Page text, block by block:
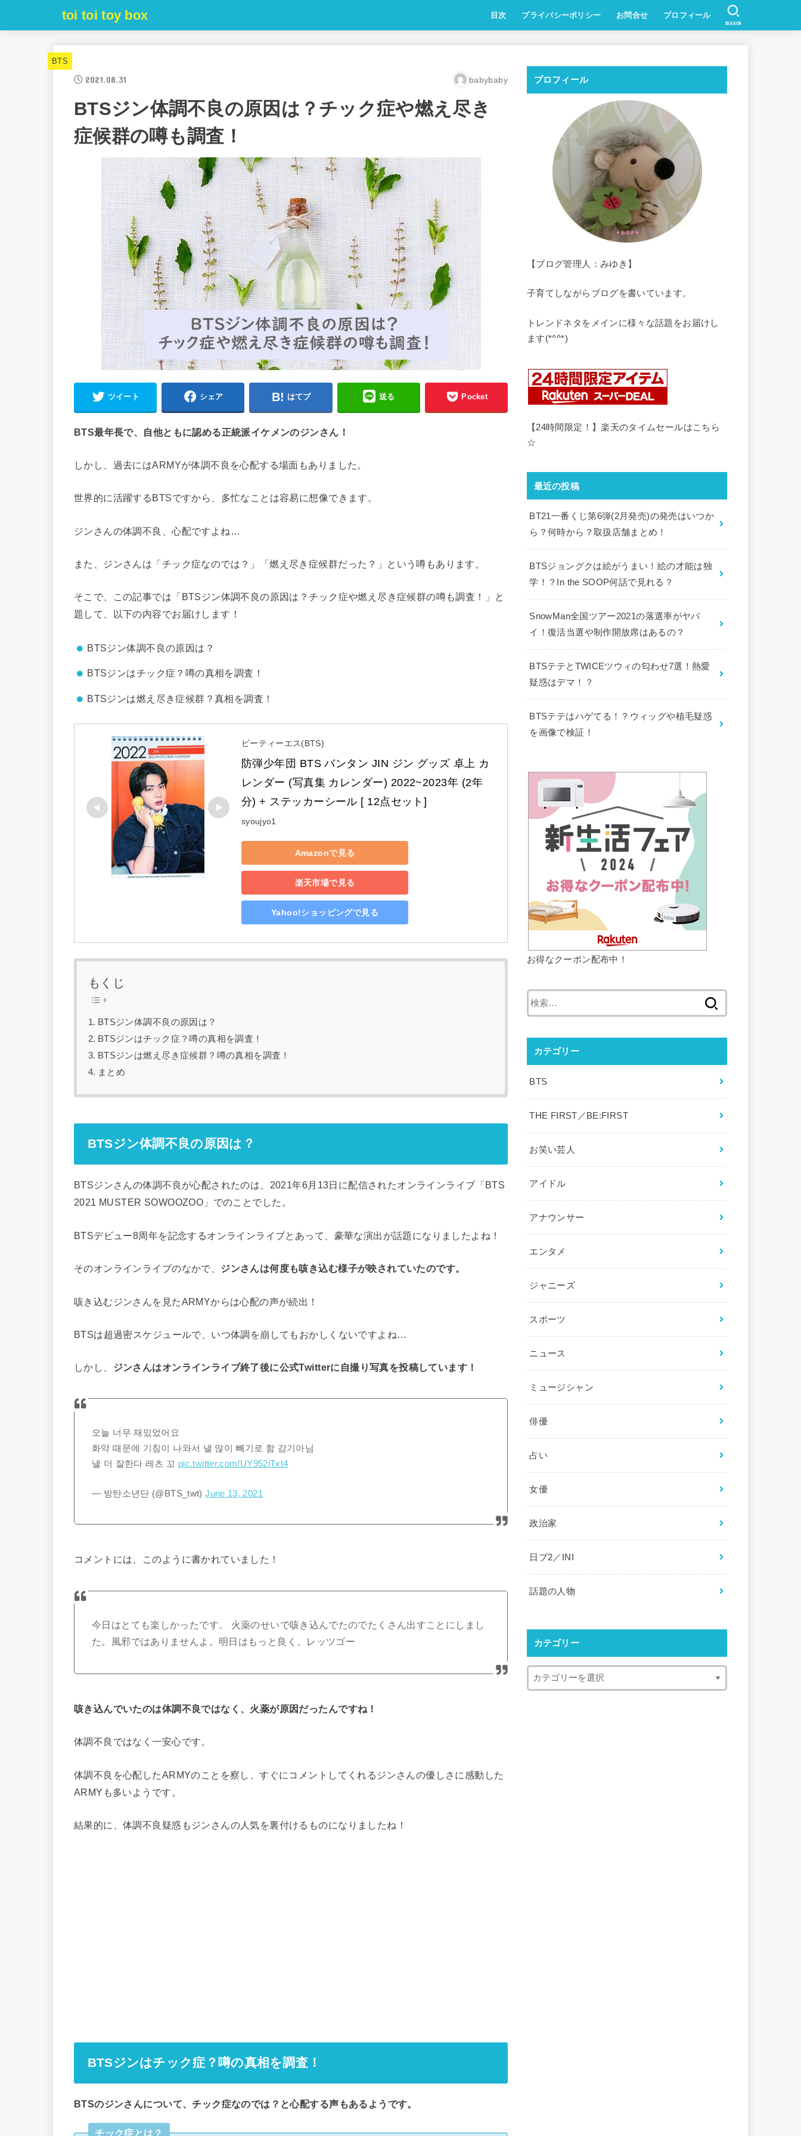
toi toi toy box 目次 プライバシーポリシー お問合せ プロフィール
SEARCH
BTS
2021.08.31 babybaby
BTSジン体調不良の原因は？チック症や燃え尽き
症候群の噂も調査！
ツイート シェア はてブ 送る Pocket
BTS最年長で、自他ともに認める正統派イケメンのジンさん！
しかし、過去にはARMYが体調不良を心配する場面もありました。
世界的に活躍するBTSですから、多忙なことは容易に想像できます。
ジンさんの体調不良、心配ですよね…
また、ジンさんは「チック症なのでは？」「燃え尽き症候群だった？」という噂もあります。
そこで、この記事では「BTSジン体調不良の原因は？チック症や燃え尽き症候群の噂も調査！」と
題して、以下の内容でお届けします！
BTSジン体調不良の原因は？
BTSジンはチック症？噂の真相を調査！
BTSジンは燃え尽き症候群？真相を調査！
ビーティーエス(BTS)
防弾少年団 BTS バンタン JIN ジン グッズ 卓上 カ
レンダー (写真集 カレンダー) 2022~2023年 (2年
分) + ステッカーシール [ 12点セット]
syoujyo1
Amazonで見る
楽天市場で見る
Yahoo!ショッピングで見る
もくじ
BTSジン体調不良の原因は？
BTSジンはチック症？噂の真相を調査！
BTSジンは燃え尽き症候群？噂の真相を調査！
まとめ
BTSジン体調不良の原因は？
BTSジンさんの体調不良が心配されたのは、2021年6月13日に配信されたオンラインライブ「BTS
2021 MUSTER SOWOOZOO」でのことでした。
BTSデビュー8周年を記念するオンラインライブとあって、豪華な演出が話題になりましたよね！
そのオンラインライブのなかで、 ジンさんは何度も咳き込む様子が映されていたのです。
咳き込むジンさんを見たARMYからは心配の声が続出！
BTSは超過密スケジュールで、いつ体調を崩してもおかしくないですよね…
しかし、 ジンさんはオンラインライブ終了後に公式Twitterに自撮り写真を投稿しています！
오늘 너무 재밌었어요
화약 때문에 기침이 나와서 낼 많이 빼기로 함 감기아님
낼 더 잘한다 레츠 꼬 pic.twitter.com/UY952iTxt4
— 방탄소년단 (@BTS_twt)June 13, 2021
コメントには、このように書かれていました！
今日はとても楽しかったです。 火薬のせいで咳き込んでたのでたくさん出すことにしまし
た。風邪ではありませんよ。明日はもっと良く。レッツゴー
咳き込んでいたのは体調不良ではなく、火薬が原因だったんですね！
体調不良ではなく一安心です。
体調不良を心配したARMYのことを察し、すぐにコメントしてくれるジンさんの優しさに感動した
ARMYも多いようです。
結果的に、体調不良疑惑もジンさんの人気を裏付けるものになりましたね！
BTSジンはチック症？噂の真相を調査！
BTSのジンさんについて、チック症なのでは？と心配する声もあるようです。
チック症とは？
プロフィール
【ブログ管理人：みゆき】
子育てしながらブログを書いています。
トレンドネタをメインに様々な話題をお届けし
ます(*^^*)
【24時間限定！】楽天のタイムセールはこちら
☆
最近の投稿
BT21一番くじ第6弾(2月発売)の発売はいつか
ら？何時から？取扱店舗まとめ！
BTSジョングクは絵がうまい！絵の才能は独
学！？In the SOOP何話で見れる？
SnowMan全国ツアー2021の落選率がヤバ
イ！復活当選や制作開放席はあるの？
BTSテテとTWICEツウィの匂わせ7選！熱愛
疑惑はデマ！？
BTSテテはハゲてる！？ウィッグや植毛疑惑
を画像で検証！
お得なクーポン配布中！
カテゴリー
BTS
THE FIRST／BE:FIRST
お笑い芸人
アイドル
アナウンサー
エンタメ
ジャニーズ
スポーツ
ニュース
ミュージシャン
俳優
占い
女優
政治家
日プ2／INI
話題の人物
カテゴリー